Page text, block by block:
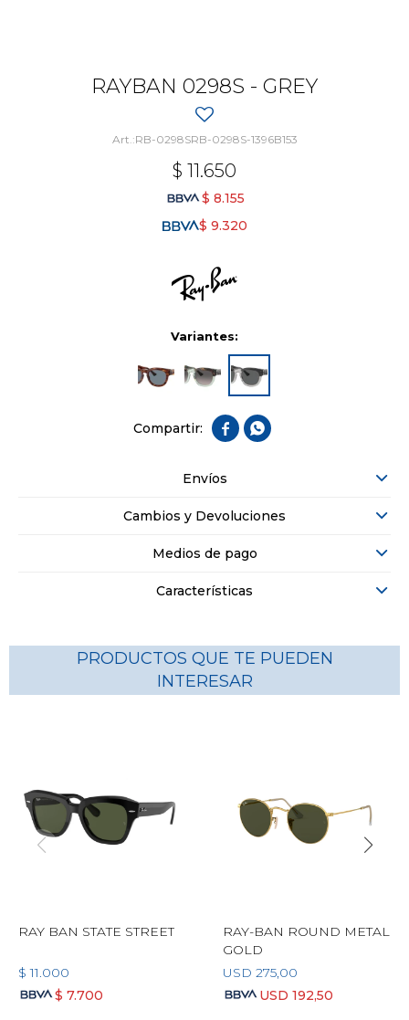
RAYBAN 0298S - GREY
RB-0298SRB-0298S-1396B153
$ 11.650
$ 8.155
$ 9.320
Variantes:
 
Envíos
Cambios y Devoluciones
Medios de pago
Características
PRODUCTOS QUE TE PUEDEN
INTERESAR
RAY BAN STATE STREET
$ 11.000
$ 7.700
RAY-BAN ROUND METAL
GOLD
USD 275,00
USD 192,50